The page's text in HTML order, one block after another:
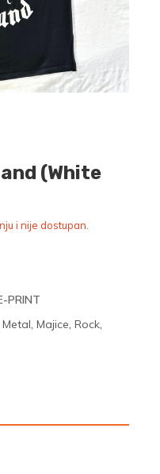
(White
i nije dostupan.
PRINT
Majice Rock,